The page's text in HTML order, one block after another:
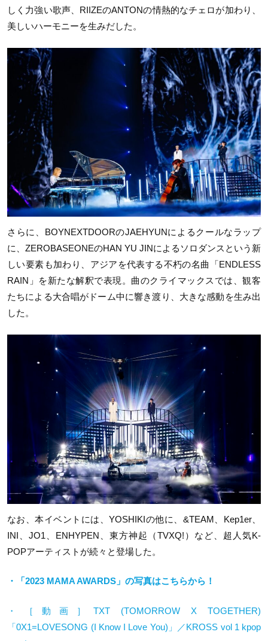
しく力強い歌声、RIIZEのANTONの情熱的なチェロが加わり、
美しいハーモニーを生みだした。
さらに、BOYNEXTDOORのJAEHYUNによるクールなラップ
に、ZEROBASEONEのHAN YU JINによるソロダンスという新
しい要素も加わり、アジアを代表する不朽の名曲「ENDLESS
RAIN」を新たな解釈で表現。曲のクライマックスでは、観客
たちによる大合唱がドーム中に響き渡り、大きな感動を生み出
した。
なお、本イベントには、YOSHIKIの他に、&TEAM、Kep1er、
INI、JO1、ENHYPEN、東方神起（TVXQ!）など、超人気K-
POPアーティストが続々と登場した。
・「2023 MAMA AWARDS」の写真はこちらから！
・［動画］TXT (TOMORROW X TOGETHER)
「0X1=LOVESONG (I Know I Love You) 」／KROSS vol 1 kpop